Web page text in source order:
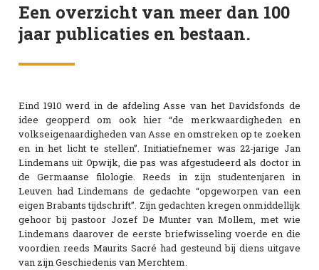
Een overzicht van meer dan 100
jaar publicaties en bestaan.
Eind 1910 werd in de afdeling Asse van het Davidsfonds de
idee geopperd om ook hier “de merkwaardigheden en
volkseigenaardigheden van Asse en omstreken op te zoeken
en in het licht te stellen”. Initiatiefnemer was 22-jarige Jan
Lindemans uit Opwijk, die pas was afgestudeerd als doctor in
de Germaanse filologie. Reeds in zijn studentenjaren in
Leuven had Lindemans de gedachte “opgeworpen van een
eigen Brabants tijdschrift”. Zijn gedachten kregen onmiddellijk
gehoor bij pastoor Jozef De Munter van Mollem, met wie
Lindemans daarover de eerste briefwisseling voerde en die
voordien reeds Maurits Sacré had gesteund bij diens uitgave
van zijn Geschiedenis van Merchtem.